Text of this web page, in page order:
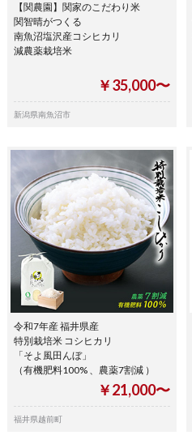
【関農園】関家のこだわり米
関智晴がつくる
南魚沼塩沢産コシヒカリ
減農薬栽培米
￥35,000〜
新潟県南魚沼市
令和7年産 福井県産
特別栽培米 コシヒカリ
「そよ風田んぼ」
（有機肥料100% 、農薬7割減 ）
￥21,000〜
福井県越前町